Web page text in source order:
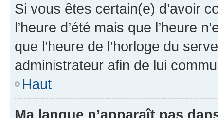
Si vous êtes certain(e) d’avoir
l’heure d’été mais que l’heure
que l’heure de l’horloge du
administrateur afin de lui
Haut
Ma langue n’apparaît pas